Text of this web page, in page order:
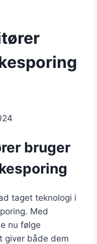
bruger
taget teknologi i
Med
nu følge
giver både dem